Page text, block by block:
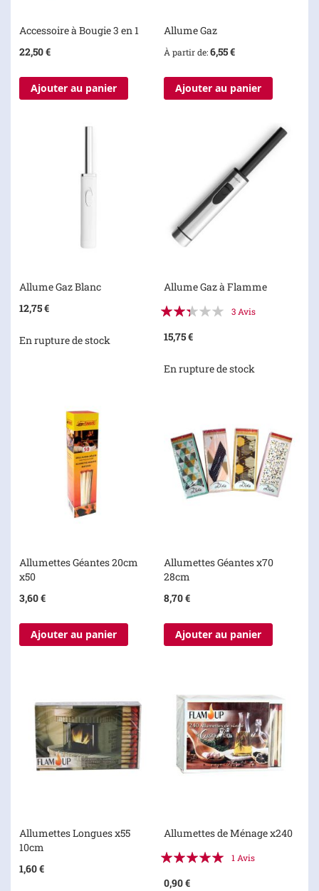
Accessoire à Bougie 3 en 1
22,50 €
Ajouter au panier
Allume Gaz
À partir de 6,55 €
Ajouter au panier
Allume Gaz Blanc
12,75 €
En rupture de stock
Allume Gaz à Flamme
Évaluation:
3 Avis
15,75 €
En rupture de stock
Allumettes Géantes 20cm
x50
3,60 €
Ajouter au panier
Allumettes Géantes x70
28cm
8,70 €
Ajouter au panier
Allumettes Longues x55
10cm
1,60 €
Allumettes de Ménage x240
Évaluation:
1 Avis
0,90 €